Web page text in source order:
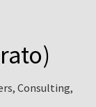
Consulting,